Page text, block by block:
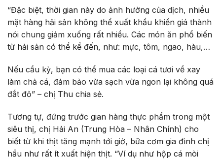
“Đặc biệt, thời gian này do ảnh hưởng của dịch, nhiều
mặt hàng hải sản không thể xuất khẩu khiến giá thành
nói chung giảm xuống rất nhiều. Các món ăn phổ biến
từ hải sản có thể kể đến, như: mực, tôm, ngao, hàu,…
Nếu cầu kỳ, bạn có thể mua các loại cá tươi về xay
làm chả cá, đảm bảo vừa sạch vừa ngon lại không quá
đắt đỏ” – chị Thu chia sẻ.
Tương tự, đứng trước gian hàng thực phẩm trong một
siêu thị, chị Hải An (Trung Hòa – Nhân Chính) cho
biết từ khi thịt tăng mạnh tới giờ, bữa cơm gia đình chị
hầu như rất ít xuất hiện thịt. “Ví dụ như hộp cá mòi